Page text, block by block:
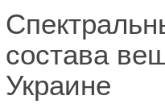
состава
Украине